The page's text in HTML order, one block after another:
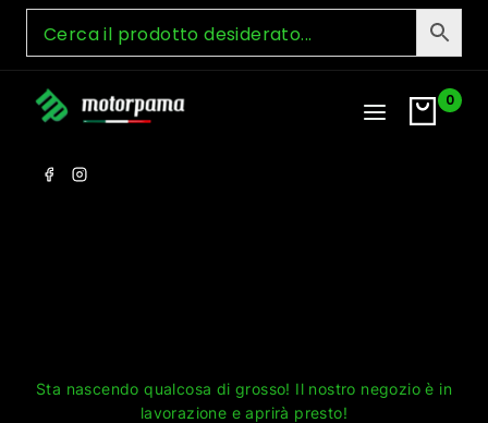
Skip
content
0
Sta nascendo qualcosa di grosso! Il nostro negozio è in
lavorazione e aprirà presto!